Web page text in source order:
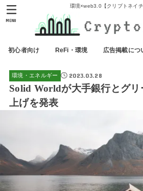
環境×web3.0【クリプトネイチ
初心者向け ReFi・環境 広告掲載につ
MENU
環境・エネルギー 2023.03.28
Solid Worldが大手銀行とグ
上げを発表